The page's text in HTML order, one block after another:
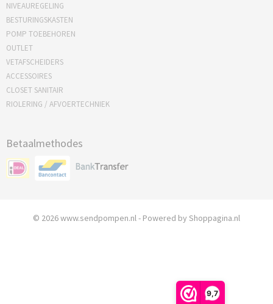
9,7
NIVEAUREGELING
BESTURINGSKASTEN
POMP TOEBEHOREN
OUTLET
VETAFSCHEIDERS
ACCESSOIRES
CLOSET SANITAIR
RIOLERING / AFVOERTECHNIEK
Betaalmethodes
© 2026 www.sendpompen.nl - Powered by Shoppagina.nl